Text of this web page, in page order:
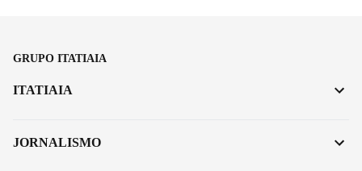
GRUPO ITATIAIA
ITATIAIA
JORNALISMO